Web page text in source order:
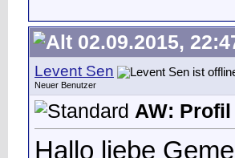
02.09.2015,
Levent Sen
Neuer Benutzer
AW:
Hallo liebe